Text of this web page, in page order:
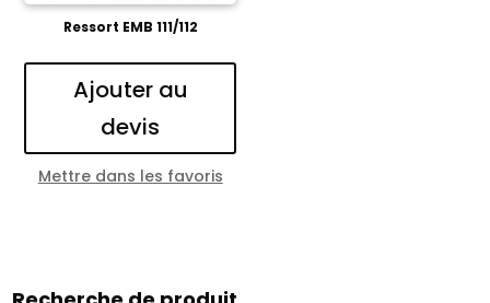
Ressort EMB 111/112
Ajouter au
devis
Mettre dans les favoris